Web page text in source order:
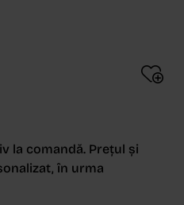
la comandă. Prețul și
în urma